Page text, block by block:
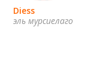
Diess
эль мурсиелаго